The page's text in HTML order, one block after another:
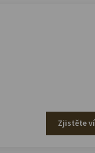
Zjistěte